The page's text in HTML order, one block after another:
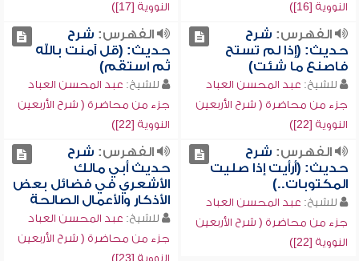
النووية [16])
النووية [17])
الفهرس: شرح
حديث: (إذا لم تستح
فاصنع ما شئت)
للشيخ: عبد المحسن العباد
جزء من محاضرة ( شرح الأربعين
النووية [22])
الفهرس: شرح
حديث: (قل آمنت بالله
ثم استقم)
للشيخ: عبد المحسن العباد
جزء من محاضرة ( شرح الأربعين
النووية [22])
الفهرس: شرح
حديث: (أرأيت إذا صليت
المكتوبات..)
للشيخ: عبد المحسن العباد
جزء من محاضرة ( شرح الأربعين
النووية [22])
الفهرس: شرح
حديث أبي مالك
الأشعري في فضائل بعض
الأذكار والأعمال الصالحة
للشيخ: عبد المحسن العباد
جزء من محاضرة ( شرح الأربعين
النووية [23])